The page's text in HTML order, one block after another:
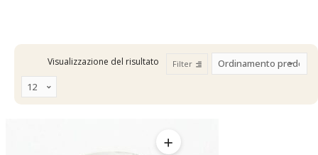
Visualizzazione del risultato Filter